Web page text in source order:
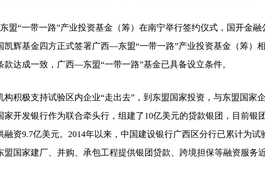
“一带一路”产业投资基金（筹）在南宁举行签约仪式，国开金融
凯辉基金四方正式签署广西—东盟“一带一路”产业投资基金（筹）
达成一致，广西—东盟“一带一路”基金已具备设立条件。
极支持试验区内企业“走出去”，到东盟国家投资，与东盟国家企
家开发银行作为联合牵头行，组建了10亿美元的贷款银团，目前银
资9.7亿美元。2014年以来，中国建设银行广西区分行已累计为试
国家建厂、并购、承包工程提供银团贷款、跨境担保等融资服务近